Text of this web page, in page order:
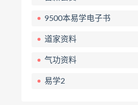
9500本易学电子书
道家资料
气功资料
易学2